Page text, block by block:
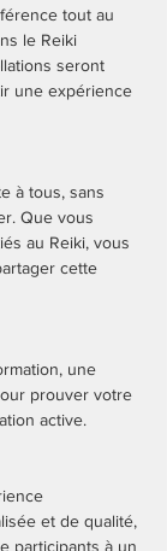
tout au
le Reiki
seront
une expérience
à tous, sans
Que vous
au Reiki, vous
cette
une
prouver votre
active.
et de qualité,
participants à un